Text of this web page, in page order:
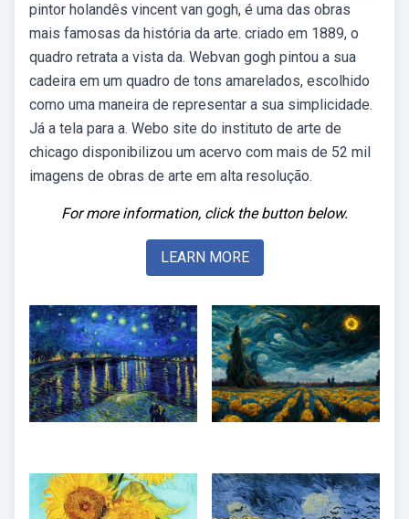
pintor holandês vincent van gogh, é uma das obras
mais famosas da história da arte. criado em 1889, o
quadro retrata a vista da. Webvan gogh pintou a sua
cadeira em um quadro de tons amarelados, escolhido
como uma maneira de representar a sua simplicidade.
Já a tela para a. Webo site do instituto de arte de
chicago disponibilizou um acervo com mais de 52 mil
imagens de obras de arte em alta resolução.
For more information, click the button below.
LEARN MORE